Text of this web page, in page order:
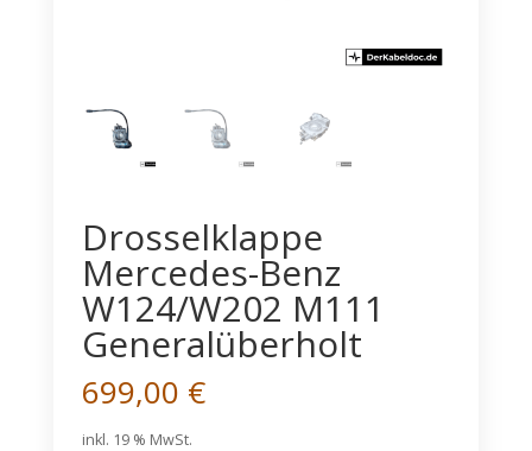
Drosselklappe
Mercedes-Benz
W124/W202 M111
Generalüberholt
699,00 €
inkl. 19 % MwSt.